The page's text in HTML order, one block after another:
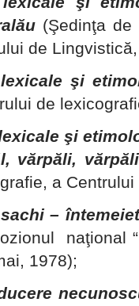
(Şedinţa
de
şi
de
şi
vărpăli,
a
–
naţional
1978);